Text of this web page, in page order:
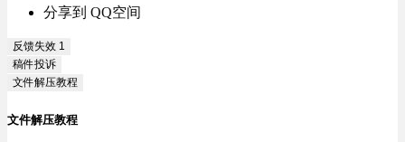
分享到 QQ空间
反馈失效 1
稿件投诉
文件解压教程
文件解压教程